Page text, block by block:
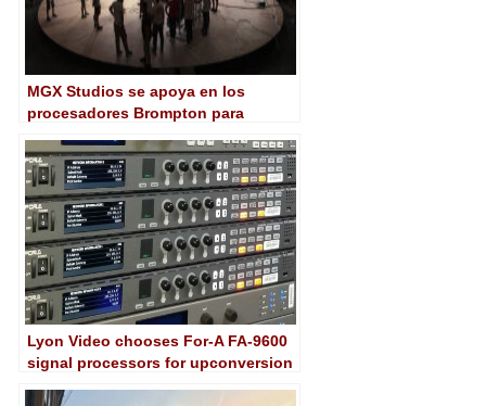
MGX Studios se apoya en los
procesadores Brompton para
Lyon Video chooses For-A FA-9600
signal processors for upconversion